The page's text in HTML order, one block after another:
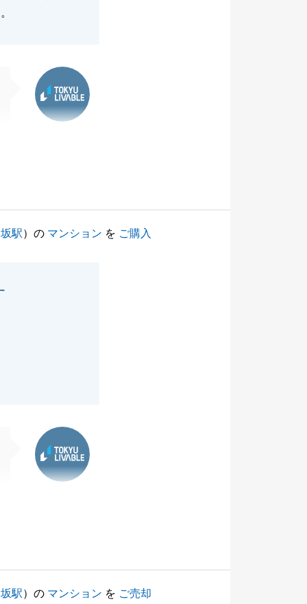
駅）の マンション を ご購入
駅）の マンション を ご売却